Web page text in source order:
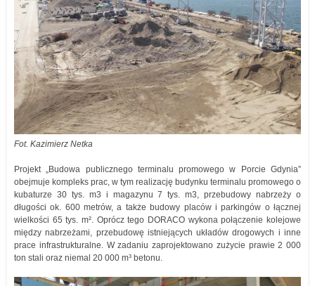
Fot. Kazimierz Netka
Projekt „Budowa publicznego terminalu promowego w Porcie Gdynia”
obejmuje kompleks prac, w tym realizację budynku terminalu promowego o
kubaturze 30 tys. m3 i magazynu 7 tys. m3, przebudowy nabrzeży o
długości ok. 600 metrów, a także budowy placów i parkingów o łącznej
wielkości 65 tys. m². Oprócz tego DORACO wykona połączenie kolejowe
między nabrzeżami, przebudowę istniejących układów drogowych i inne
prace infrastrukturalne. W zadaniu zaprojektowano zużycie prawie 2 000
ton stali oraz niemal 20 000 m³ betonu.